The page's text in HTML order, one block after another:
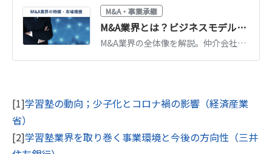
M&A・事業承継
M&A業界とは？ビジネスモデル・プレイヤー・業界別動向を徹底解説
M&A業界の全体像を解説。仲介会社・FA・プラットフォームなどプレイヤー別のビジネスモデルと手数料、主要企業、業界別のM&A動向までまとめて理解できます。
[1]学習塾の動向；少子化とコロナ禍の影響（経済産業
省）
[2]学習塾業界を取り巻く事業環境と今後の方向性（三井